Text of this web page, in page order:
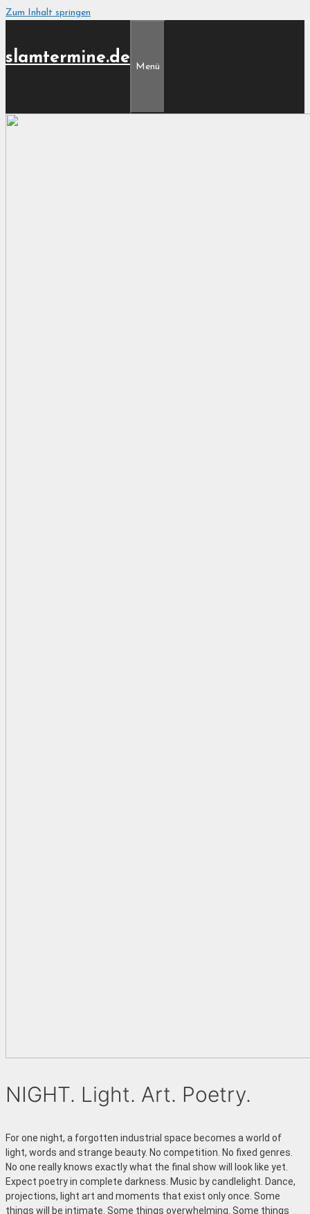
Zum Inhalt springen
slamtermine.de
Menü
NIGHT. Light. Art. Poetry.
For one night, a forgotten industrial space becomes a world of
light, words and strange beauty. No competition. No fixed genres.
No one really knows exactly what the final show will look like yet.
Expect poetry in complete darkness. Music by candlelight. Dance,
projections, light art and moments that exist only once. Some
things will be intimate. Some things overwhelming. Some things